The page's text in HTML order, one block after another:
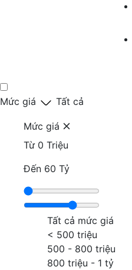
Mức giá Tất cả
Mức giá
Từ 0 Triệu
Đến 60 Tỷ
Tất cả mức giá
< 500 triệu
500 - 800 triệu
800 triệu - 1 tỷ